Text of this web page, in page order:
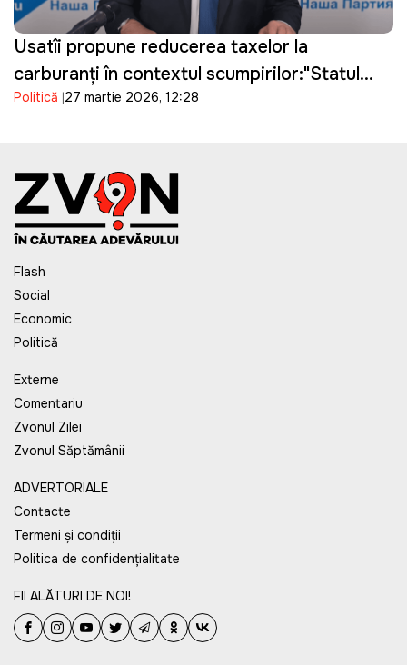
Usatîi propune reducerea taxelor la
carburanți în contextul scumpirilor:"Statul
câștigă, oamenii suferă"
Politică 27 martie 2026, 12:28
Flash
Social
Economic
Politică
Externe
Comentariu
Zvonul Zilei
Zvonul Săptămânii
ADVERTORIALE
Contacte
Termeni și condiții
Politica de confidențialitate
FII ALĂTURI DE NOI!